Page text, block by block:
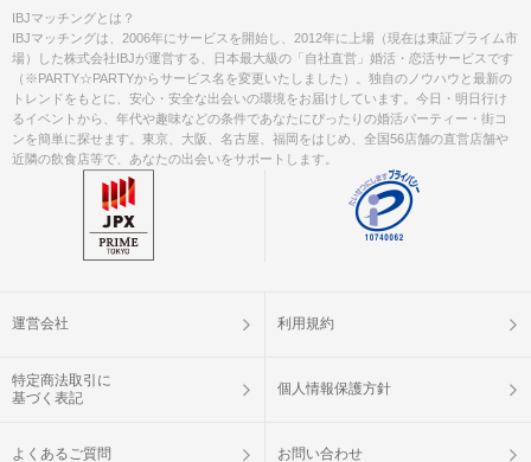
IBJマッチングとは？
IBJマッチングは、2006年にサービスを開始し、2012年に上場（現在は東証プライム市
場）した株式会社IBJが運営する、日本最大級の「自社直営」婚活・恋活サービスです
（※PARTY☆PARTYからサービス名を変更いたしました）。独自のノウハウと最新の
トレンドをもとに、安心・安全な出会いの環境をお届けしています。今日・明日行け
るイベントから、年代や趣味などの条件であなたにぴったりの婚活パーティー・街コ
ンを簡単に探せます。東京、大阪、名古屋、福岡をはじめ、全国56店舗の直営店舗や
近隣の飲食店等で、あなたの出会いをサポートします。
運営会社 利用規約
特定商法取引に
基づく表記
個人情報保護方針
よくあるご質問 お問い合わせ